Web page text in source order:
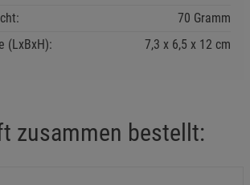
70 Gramm
(LxBxH):
7,3 6,5 12 cm
zusammen bestellt:
für die Gruppe
Einstellungen speichern für die Gruppe
Cookies (5)